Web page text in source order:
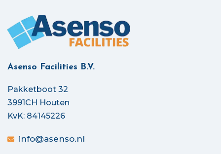
Asenso Facilities B.V.
Pakketboot 32
3991CH Houten
KvK: 84145226
info@asenso.nl